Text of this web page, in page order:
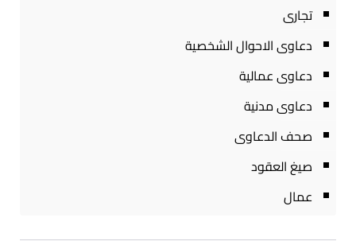
تجارى
دعاوى الاحوال الشخصية
دعاوى عمالية
دعاوى مدنية
صحف الدعاوى
صيغ العقود
عمال